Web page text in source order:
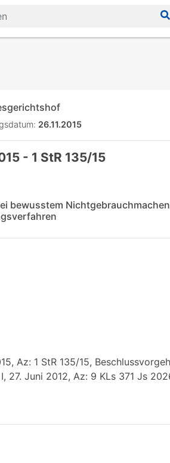
26.11.2015
- 1 StR 135/15
bewusstem
Az: 1 StR 135/15,
27. Juni 2012, Az: 9 KLs 371 Js